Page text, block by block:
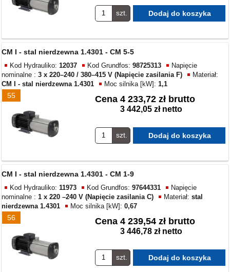
szt.
55
CM I - stal nierdzewna 1.4301 - CM 5-5
Kod Hydrauliko:12037 Kod Grundfos:98725313
Napięcie
nominalne :3 x 220–240 / 380–415 V (Napięcie zasilania F)
Materiał:
CM I - stal nierdzewna 1.4301
Moc silnika [kW]:1,1
Cena 4 233,72 zł brutto
3 442,05 zł netto
szt.
56
CM I - stal nierdzewna 1.4301 - CM 1-9
Kod Hydrauliko:11973 Kod Grundfos:97644331
Napięcie
nominalne :1 x 220 –240 V (Napięcie zasilania C) Materiał:stal
nierdzewna 1.4301
Moc silnika [kW]:0,67
Cena 4 239,54 zł brutto
3 446,78 zł netto
szt.